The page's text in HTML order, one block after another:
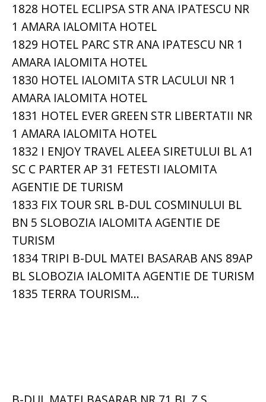
1828 HOTEL ECLIPSA STR ANA IPATESCU NR
1 AMARA IALOMITA HOTEL
1829 HOTEL PARC STR ANA IPATESCU NR 1
AMARA IALOMITA HOTEL
1830 HOTEL IALOMITA STR LACULUI NR 1
AMARA IALOMITA HOTEL
1831 HOTEL EVER GREEN STR LIBERTATII NR
1 AMARA IALOMITA HOTEL
1832 I ENJOY TRAVEL ALEEA SIRETULUI BL A1
SC C PARTER AP 31 FETESTI IALOMITA
AGENTIE DE TURISM
1833 FIX TOUR SRL B-DUL COSMINULUI BL
BN 5 SLOBOZIA IALOMITA AGENTIE DE
TURISM
1834 TRIPI B-DUL MATEI BASARAB ANS 89AP
BL SLOBOZIA IALOMITA AGENTIE DE TURISM
1835 TERRA TOURISM...